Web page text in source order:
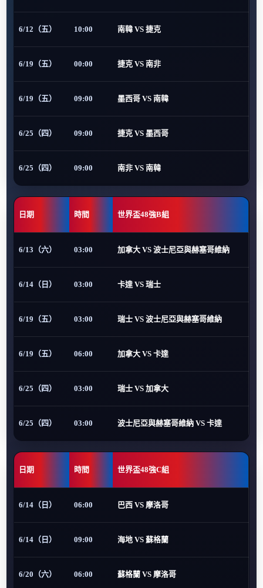
6/12（五） 10:00 南韓 VS 捷克
6/19（五） 00:00 捷克 VS 南非
6/19（五） 09:00 墨西哥 VS 南韓
6/25（四） 09:00 捷克 VS 墨西哥
6/25（四） 09:00 南非 VS 南韓
日期 時間 世界盃48強B組
6/13（六） 03:00 加拿大 VS 波士尼亞與赫塞哥維納
6/14（日） 03:00 卡達 VS 瑞士
6/19（五） 03:00 瑞士 VS 波士尼亞與赫塞哥維納
6/19（五） 06:00 加拿大 VS 卡達
6/25（四） 03:00 瑞士 VS 加拿大
6/25（四） 03:00 波士尼亞與赫塞哥維納 VS 卡達
日期 時間 世界盃48強C組
6/14（日） 06:00 巴西 VS 摩洛哥
6/14（日） 09:00 海地 VS 蘇格蘭
6/20（六） 06:00 蘇格蘭 VS 摩洛哥